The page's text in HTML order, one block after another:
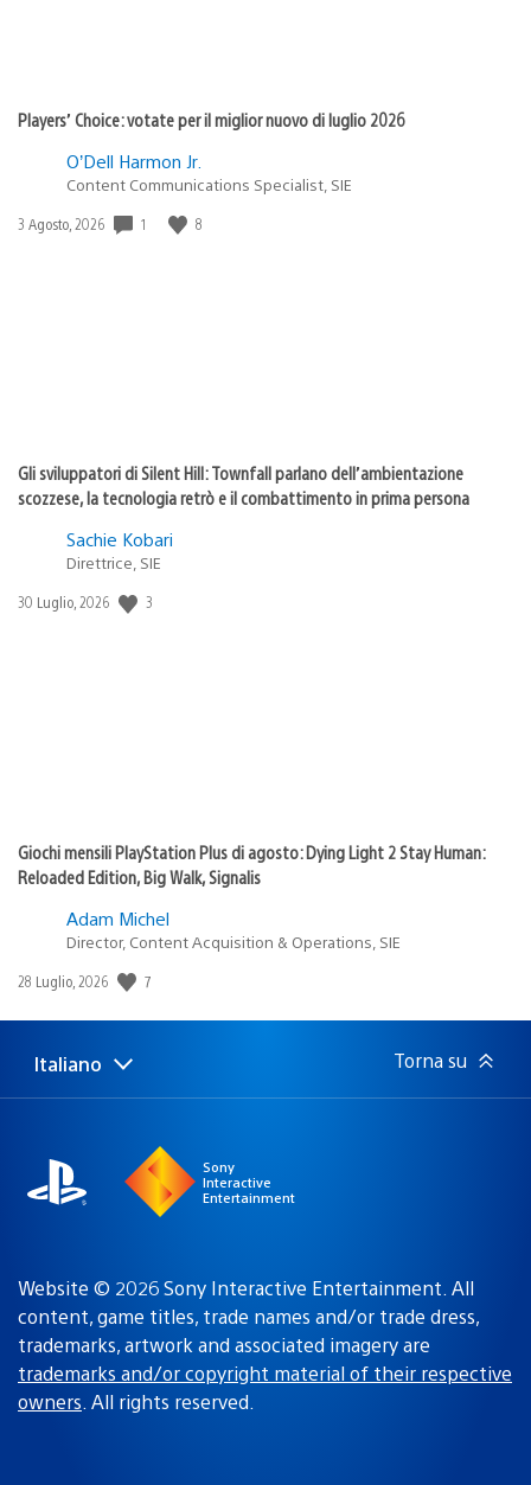
Players’ Choice: votate per il miglior nuovo di luglio 2026
O’Dell Harmon Jr.
Content Communications Specialist, SIE
Data
3 Agosto, 2026 1 8
Gli sviluppatori di Silent Hill: Townfall parlano dell’ambientazione
scozzese, la tecnologia retrò e il combattimento in prima persona
Sachie Kobari
Direttrice, SIE
Data
30 Luglio, 2026 3
Giochi mensili PlayStation Plus di agosto: Dying Light 2 Stay Human:
Reloaded Edition, Big Walk, Signalis
Adam Michel
Director, Content Acquisition & Operations, SIE
Data
pubblicazione:
28 Luglio, 2026 7
Seleziona
Regione
Italiano Torna su
Sony
Interactive
Entertainment
Website © 2026 Sony Interactive Entertainment. All
content, game titles, trade names and/or trade dress,
trademarks, artwork and associated imagery are
trademarks and/or copyright material of their respective
owners. All rights reserved.